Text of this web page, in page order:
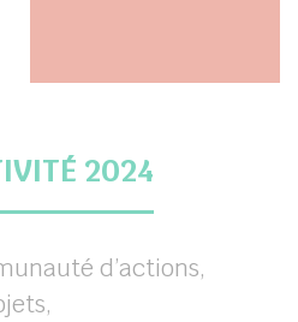
2024
d’actions,